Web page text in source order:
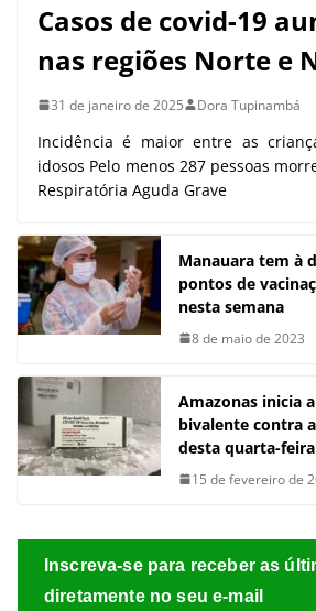
Casos de covid-19
nas regiões Norte e
31 de janeiro de 2025 Dora Tupinambá
Incidência é maior entre as
idosos Pelo menos 287 pessoas
Respiratória Aguda Grave
Manauara tem à
pontos de
nesta semana
8 de maio de 2023
Amazonas inicia
bivalente contra
desta quarta-feira
15 de fevereiro de
Inscreva-se para receber as
diretamente no seu e-mail